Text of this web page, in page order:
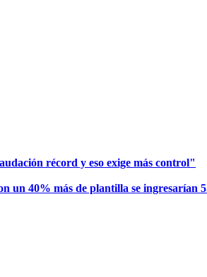
récord y eso exige más control"
un 40% más de plantilla se ingresarían